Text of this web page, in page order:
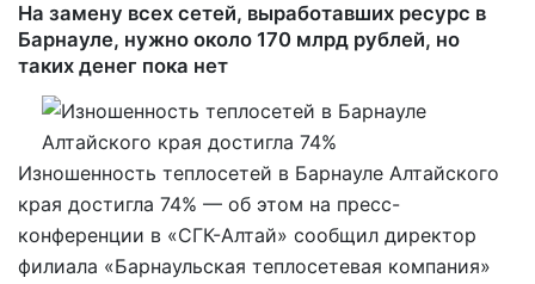
На замену всех сетей, выработавших ресурс в
Барнауле, нужно около 170 млрд рублей, но
таких денег пока нет
Изношенность теплосетей в Барнауле Алтайского
края достигла 74% — об этом на пресс-
конференции в «СГК-Алтай» сообщил директор
филиала «Барнаульская теплосетевая компания»